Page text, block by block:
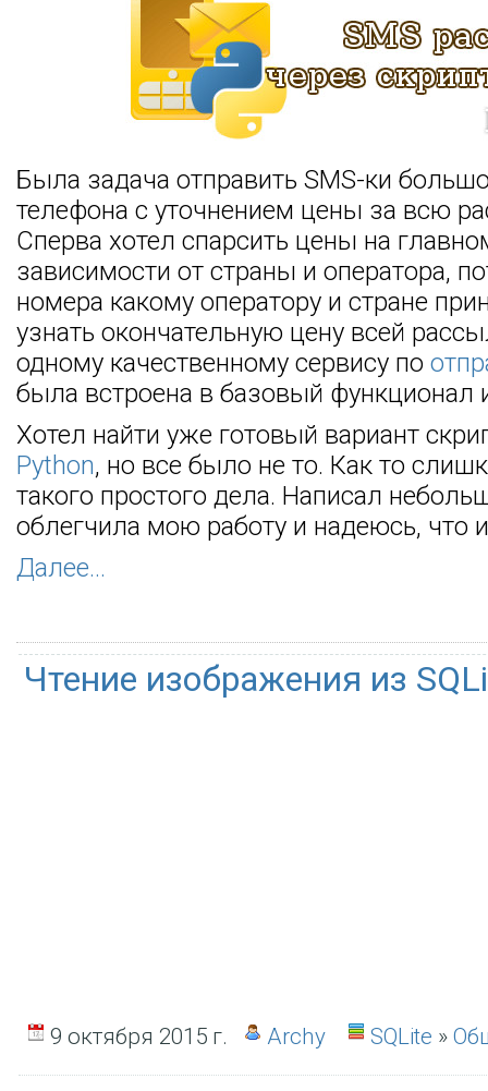
Была задача отправить SMS-ки
телефона с уточнением цены за всю
Сперва хотел спарсить цены на
зависимости от страны и оператора,
номера какому оператору и стране
узнать окончательную цену всей
одному качественному сервису по
была встроена в базовый функционал
Хотел найти уже готовый вариант
Python, но все было не то. Как то
такого простого дела. Написал
облегчила мою работу и надеюсь, что
Далее...
Чтение изображения из
9 октября 2015 г. Archy SQLite »